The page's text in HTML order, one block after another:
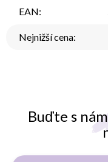
Buďte s
EAN:
Nejnižší cena: